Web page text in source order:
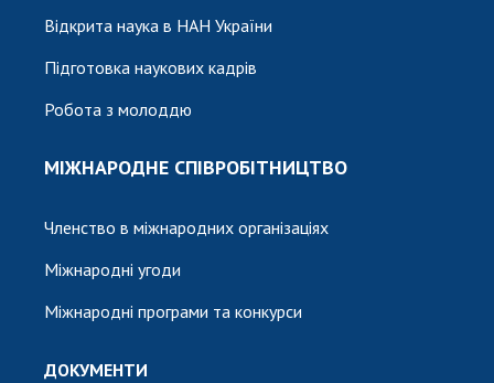
Відкрита наука в НАН України
Підготовка наукових кадрів
Робота з молоддю
МІЖНАРОДНЕ СПІВРОБІТНИЦТВО
Членство в міжнародних організаціях
Міжнародні угоди
Міжнародні програми та конкурси
ДОКУМЕНТИ